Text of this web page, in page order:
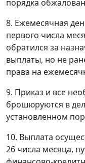
порядка
8. Ежемесячная
первого числа
обратился за
выплаты, но не
права на
9. Приказ и все
брошюруются в
установленном
10. Выплата
26 числа месяца,